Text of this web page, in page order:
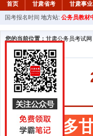
首页 甘肃省考 甘肃事
国考报名时间 地方站: 公务员教材
您的当前位置： 甘肃公务员考试网
更多